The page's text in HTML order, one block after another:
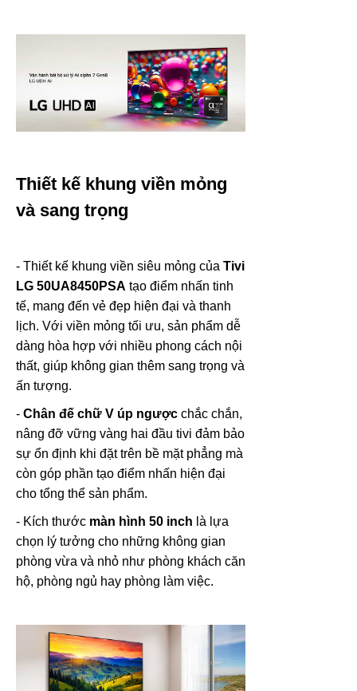
Thiết kế khung viền mỏng
và sang trọng
- Thiết kế khung viền siêu mỏng của Tivi
LG 50UA8450PSA tạo điểm nhấn tinh
tế, mang đến vẻ đẹp hiện đại và thanh
lịch. Với viền mỏng tối ưu, sản phẩm dễ
dàng hòa hợp với nhiều phong cách nội
thất, giúp không gian thêm sang trọng và
ấn tượng.
- Chân đế chữ V úp ngược chắc chắn,
nâng đỡ vững vàng hai đầu tivi đảm bảo
sự ổn định khi đặt trên bề mặt phẳng mà
còn góp phần tạo điểm nhấn hiện đại
cho tổng thể sản phẩm.
- Kích thước màn hình 50 inch là lựa
chọn lý tưởng cho những không gian
phòng vừa và nhỏ như phòng khách căn
hộ, phòng ngủ hay phòng làm việc.